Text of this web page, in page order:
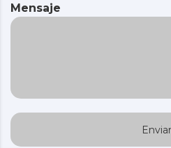
Mensaje